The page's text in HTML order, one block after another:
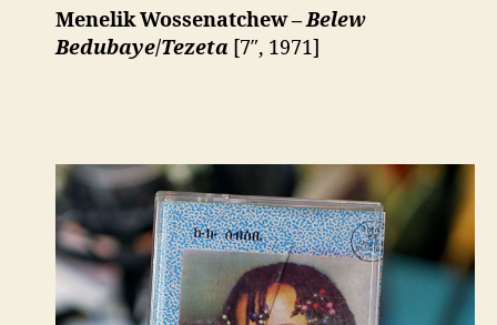
Menelik Wossenatchew –Belew
Bedubaye/Tezeta [7″, 1971]